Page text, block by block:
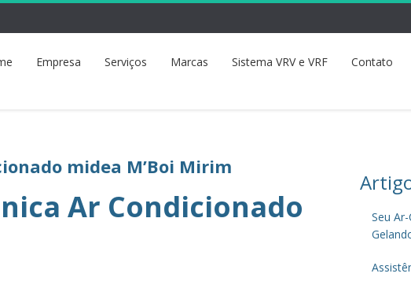
Empresa Serviços Marcas Sistema VRV e VRF Contato
midea M’Boi Mirim
Ar Condicionado
Seu